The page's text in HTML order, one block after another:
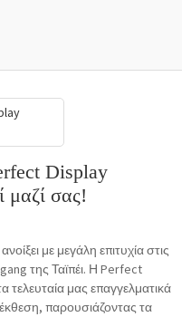
Display
μαζί σας!
με μεγάλη επιτυχία στις
της Ταϊπέι. Η Perfect
μας επαγγελματικά
παρουσιάζοντας τα